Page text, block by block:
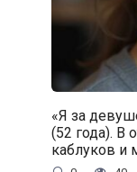
«Я за
(52 года). В
каблуков и